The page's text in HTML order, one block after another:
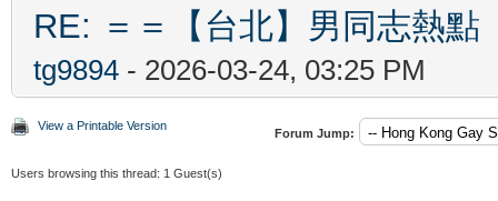
RE: ＝＝【台北】男同志熱
tg9894 - 2026-03-24, 03:25 PM
View a Printable Version
Forum Jump:
Users browsing this thread: 1 Guest(s)